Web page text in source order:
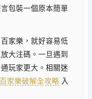
包裝一個原本簡單
家樂，就好容易低
大注碼。一旦遇到
玩家更大。相關迷
百家樂破解全攻略 入